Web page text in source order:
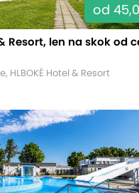
od
Resort, len na skok od
HLBOKÉ Hotel & Resort